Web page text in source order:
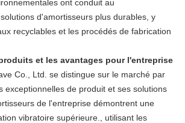
ont conduit au
d'amortisseurs plus durables, y
recyclables et les procédés de fabrication
et les avantages pour l'entreprise
Co., Ltd. se distingue sur le marché par
exceptionnelles de produit et ses solutions
de l'entreprise démontrent une
vibratoire supérieure., utilisant les